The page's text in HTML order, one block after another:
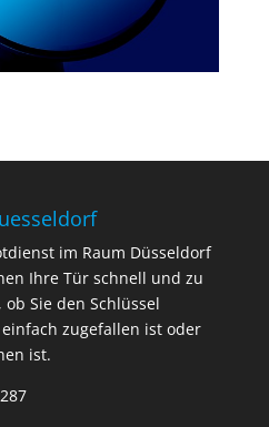
im Raum Düsseldorf
Ihre Tür schnell und zu
Sie den Schlüssel
zugefallen ist oder
ist.